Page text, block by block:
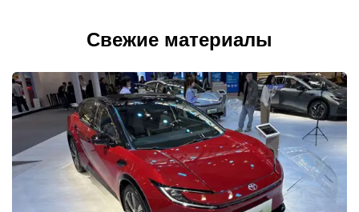
Свежие материалы